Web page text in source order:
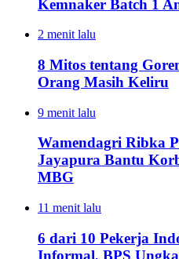
Kemnaker Batch 1
2 menit lalu
8 Mitos tentang
Orang Masih Keliru
9 menit lalu
Wamendagri Ribka
Jayapura Bantu
MBG
11 menit lalu
6 dari 10 Pekerja
Informal, BPS